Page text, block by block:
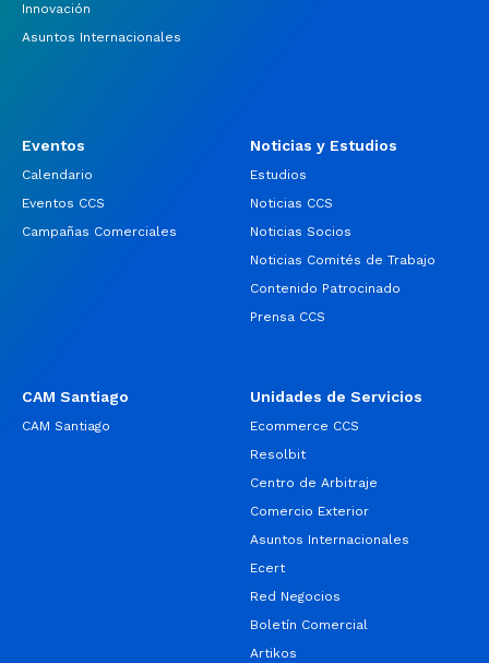
Innovación
Asuntos Internacionales
Eventos
Calendario
Eventos CCS
Campañas Comerciales
Noticias y Estudios
Estudios
Noticias CCS
Noticias Socios
Noticias Comités de Trabajo
Contenido Patrocinado
Prensa CCS
CAM Santiago
CAM Santiago
Unidades de Servicios
Ecommerce CCS
Resolbit
Centro de Arbitraje
Comercio Exterior
Asuntos Internacionales
Ecert
Red Negocios
Boletín Comercial
Artikos